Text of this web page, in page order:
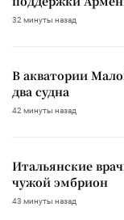
32 минуты назад
В акватории
два судна
42 минуты назад
Итальянские
чужой эмбрион
43 минуты назад